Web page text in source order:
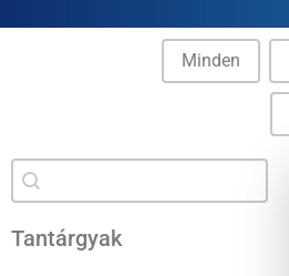
Minden
Keresés
Tartalom keresése
Tantárgyak